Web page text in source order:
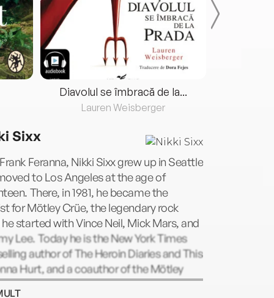
Diavolul se îmbracă de la...
Lauren Weisberger
Sixx
Feranna, Nikki Sixx grew up in Seattle
to Los Angeles at the age of
There, in 1981, he became the
for Mötley Crüe, the legendary rock
started with Vince Neil, Mick Mars, and
Lee. Today he is the New York Times
author of The Heroin Diaries and This
Hurt, and a coauthor of the Mötley
The Dirt. Nikki Sixx is also a